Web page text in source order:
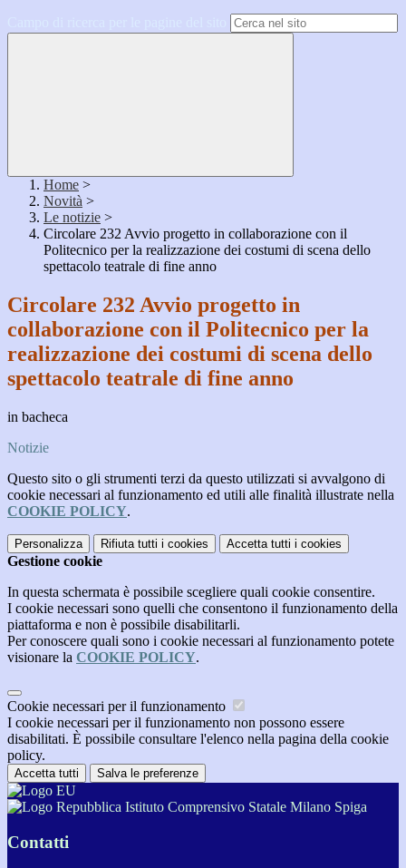
Home >
Novità >
Le notizie >
Circolare 232 Avvio progetto in collaborazione con il
Politecnico per la realizzazione dei costumi di scena dello
spettacolo teatrale di fine anno
Circolare 232 Avvio progetto in
collaborazione con il Politecnico per la
realizzazione dei costumi di scena dello
spettacolo teatrale di fine anno
in bacheca
Notizie
Questo sito o gli strumenti terzi da questo utilizzati si avvalgono di
cookie necessari al funzionamento ed utili alle finalità illustrate nella
COOKIE POLICY.
Personalizza Rifiuta tutti i cookies Accetta tutti i cookies
Gestione cookie
In questa schermata è possibile scegliere quali cookie consentire.
I cookie necessari sono quelli che consentono il funzionamento della
piattaforma e non è possibile disabilitarli.
Per conoscere quali sono i cookie necessari al funzionamento potete
visionare la COOKIE POLICY.
Cookie necessari per il funzionamento
I cookie necessari per il funzionamento non possono essere
disabilitati. È possibile consultare l'elenco nella pagina della cookie
policy.
Accetta tutti Salva le preferenze
Istituto Comprensivo Statale Milano Spiga
Contatti